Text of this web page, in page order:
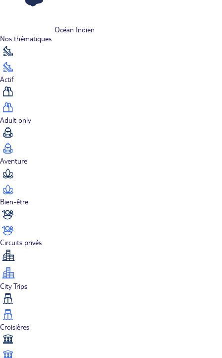
Océan Indien
Nos thématiques
Actif
Adult only
Aventure
Bien-être
Circuits privés
City Trips
Croisières